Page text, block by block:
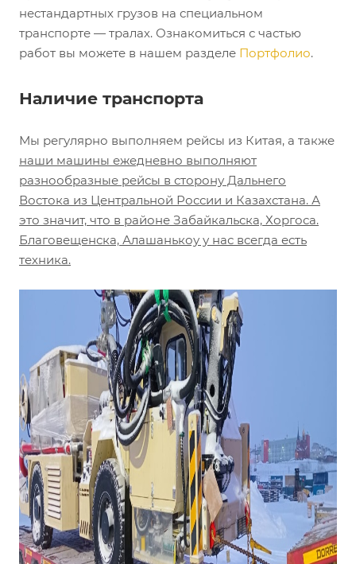
нестандартных грузов на специальном
транспорте — тралах. Ознакомиться с частью
работ вы можете в нашем разделе Портфолио.
Наличие транспорта
Мы регулярно выполняем рейсы из Китая, а также
наши машины ежедневно выполняют
разнообразные рейсы в сторону Дальнего
Востока из Центральной России и Казахстана. А
это значит, что в районе Забайкальска, Хоргоса.
Благовещенска, Алашанькоу у нас всегда есть
техника.